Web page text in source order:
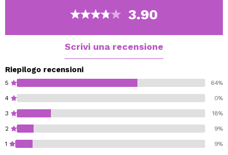
Cruelty-free and Vegan.
3.90
Scrivi una recensione
Riepilogo recensioni
5 64%
4 0%
3 18%
2 9%
1 9%